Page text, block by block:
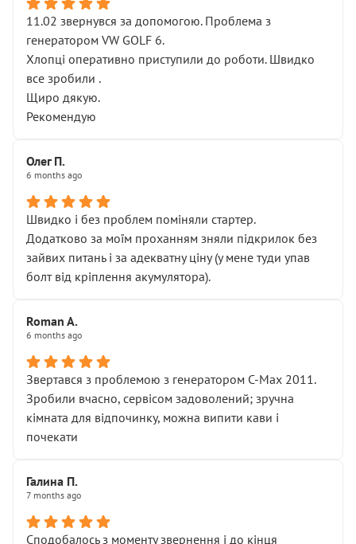
11.02 звернувся за допомогою. Проблема з
генератором VW GOLF 6.
Хлопці оперативно приступили до роботи. Швидко
все зробили .
Щиро дякую.
Рекомендую
Олег П.
6 months ago
Швидко і без проблем поміняли стартер.
Додатково за моїм проханням зняли підкрилок без
зайвих питань і за адекватну ціну (у мене туди упав
болт від кріплення акумулятора).
Roman A.
6 months ago
Звертався з проблемою з генератором C-Max 2011.
Зробили вчасно, сервісом задоволений; зручна
кімната для відпочинку, можна випити кави і
почекати
Галина П.
7 months ago
Сподобалось з моменту звернення і до кінця